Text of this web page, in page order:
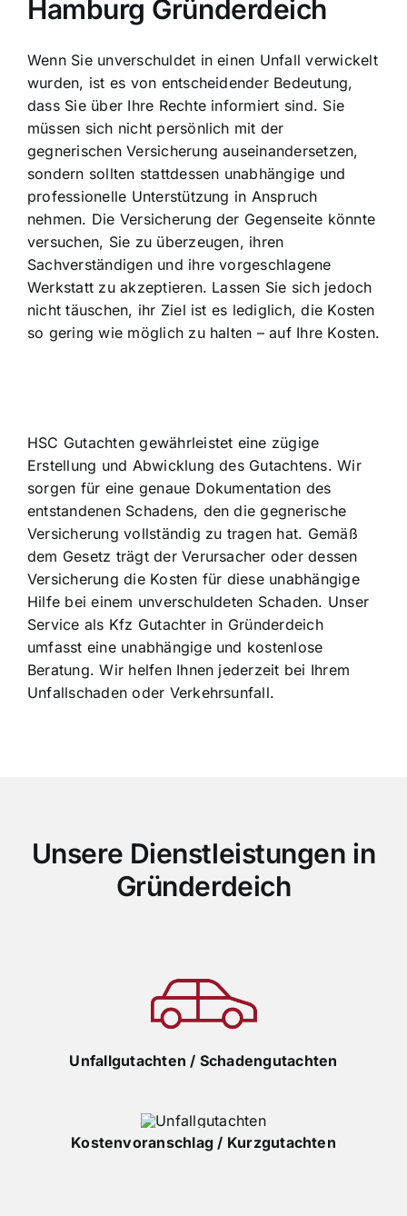
Hamburg Gründerdeich
Wenn Sie unverschuldet in einen Unfall verwickelt
wurden, ist es von entscheidender Bedeutung,
dass Sie über Ihre Rechte informiert sind. Sie
müssen sich nicht persönlich mit der
gegnerischen Versicherung auseinandersetzen,
sondern sollten stattdessen unabhängige und
professionelle Unterstützung in Anspruch
nehmen. Die Versicherung der Gegenseite könnte
versuchen, Sie zu überzeugen, ihren
Sachverständigen und ihre vorgeschlagene
Werkstatt zu akzeptieren. Lassen Sie sich jedoch
nicht täuschen, ihr Ziel ist es lediglich, die Kosten
so gering wie möglich zu halten – auf Ihre Kosten.
HSC Gutachten gewährleistet eine zügige
Erstellung und Abwicklung des Gutachtens. Wir
sorgen für eine genaue Dokumentation des
entstandenen Schadens, den die gegnerische
Versicherung vollständig zu tragen hat. Gemäß
dem Gesetz trägt der Verursacher oder dessen
Versicherung die Kosten für diese unabhängige
Hilfe bei einem unverschuldeten Schaden. Unser
Service als Kfz Gutachter in Gründerdeich
umfasst eine unabhängige und kostenlose
Beratung. Wir helfen Ihnen jederzeit bei Ihrem
Unfallschaden oder Verkehrsunfall.
Unsere Dienstleistungen in
Gründerdeich
Unfallgutachten / Schadengutachten
Kostenvoranschlag / Kurzgutachten